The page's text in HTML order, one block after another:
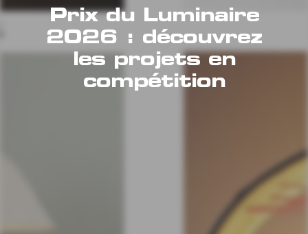
Prix du Luminaire
2026 : découvrez
les projets en
compétition